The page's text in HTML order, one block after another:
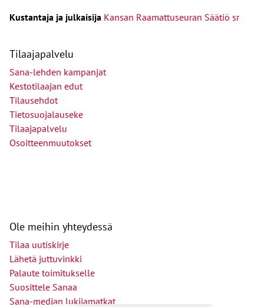
Kustantaja ja julkaisija Kansan Raamattuseuran Säätiö sr
Tilaajapalvelu
Sana-lehden kampanjat
Kestotilaajan edut
Tilausehdot
Tietosuojalauseke
Tilaajapalvelu
Osoitteenmuutokset
Ole meihin yhteydessä
Tilaa uutiskirje
Lähetä juttuvinkki
Palaute toimitukselle
Suosittele Sanaa
Sana-median lukijamatkat